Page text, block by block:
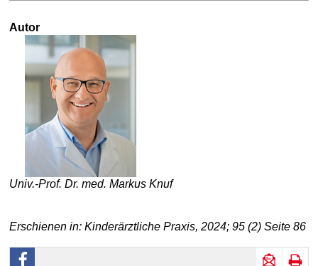
Autor
Univ.-Prof. Dr. med. Markus Knuf
Erschienen in: Kinderärztliche Praxis, 2024; 95 (2) Seite 86